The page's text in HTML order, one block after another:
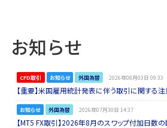
お知らせ
CFD取引 お知らせ 外国為替 2026年08月03日 09:33
【重要】米国雇用統計発表に伴う取引に関する
お知らせ 外国為替 2026年07月30日 14:37
【MT5 FX取引】2026年8月のスワップ付加日数